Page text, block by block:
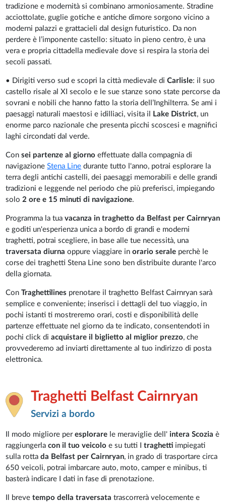
tradizione e modernità si combinano armoniosamente. Stradine
acciottolate, guglie gotiche e antiche dimore sorgono vicino a
moderni palazzi e grattacieli dal design futuristico. Da non
perdere è l’imponente castello: situato in pieno centro, è una
vera e propria cittadella medievale dove si respira la storia dei
secoli passati.
• Dirigiti verso sud e scopri la città medievale diCarlisle: il suo
castello risale al XI secolo e le sue stanze sono state percorse da
sovrani e nobili che hanno fatto la storia dell’Inghilterra. Se ami i
paesaggi naturali maestosi e idilliaci, visita il
Lake District, un
enorme parco nazionale che presenta picchi scoscesi e magnifici
laghi circondati dal verde.
Consei partenze al giorno effettuate dalla compagnia di
navigazioneStena Line durante tutto l'anno, potrai esplorare la
terra degli antichi castelli, dei paesaggi memorabili e delle grandi
tradizioni e leggende nel periodo che più preferisci, impiegando
solo2 ore e 15 minuti di navigazione.
Programma la tua vacanza in traghetto da Belfast per Cairnryan
e goditi un'esperienza unica a bordo di grandi e moderni
traghetti, potrai scegliere, in base alle tue necessità, una
traversata diurna oppure viaggiare inorario serale perchè le
corse dei traghetti Stena Line sono ben distribuite durante l'arco
della giornata.
ConTraghettilines prenotare il traghetto Belfast Cairnryan sarà
semplice e conveniente; inserisci i dettagli del tuo viaggio, in
pochi istanti ti mostreremo orari, costi e disponibilità delle
partenze effettuate nel giorno da te indicato, consentendoti in
pochi click diacquistare il biglietto al miglior prezzo, che
provvederemo ad inviarti direttamente al tuo indirizzo di posta
elettronica.
Traghetti Belfast Cairnryan
Servizi a bordo
Il modo migliore peresplorare le meraviglie dell'intera Scozia è
raggiungerlacon il tuo veicolo e su tutti Itraghetti impiegati
sulla rottada Belfast per Cairnryan, in grado di trasportare circa
650 veicoli, potrai imbarcare auto, moto, camper e minibus, ti
basterà indicare I dati in fase di prenotazione.
Il brevetempo della traversatatrascorrerà velocemente e